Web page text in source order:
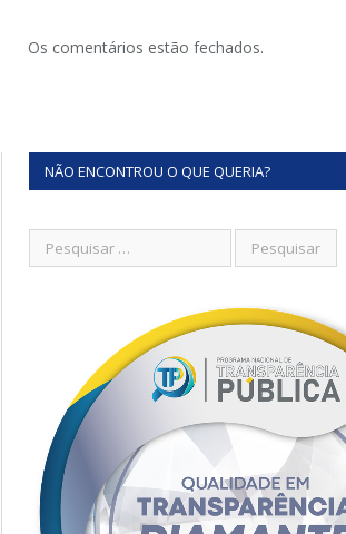
Os comentários estão fechados.
NÃO ENCONTROU O QUE QUERIA?